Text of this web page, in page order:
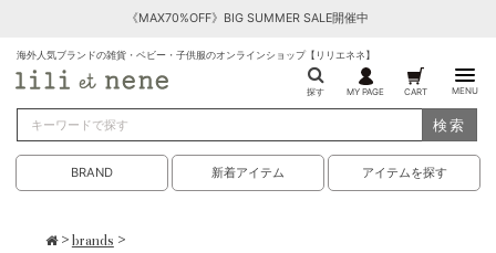
《MAX70%OFF》BIG SUMMER SALE開催中
海外人気ブランドの雑貨・ベビー・子供服のオンラインショップ【リリエネネ】
探す MY PAGE CART MENU
検索
BRAND 新着アイテム アイテムを探す
>brands >